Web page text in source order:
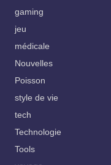
gaming
jeu
médicale
Nouvelles
Poisson
style de vie
tech
Technologie
Tools